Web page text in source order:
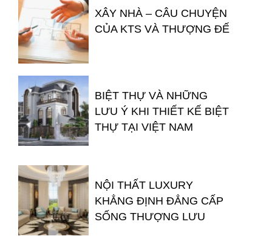
XÂY NHÀ – CÂU CHUYỆN
CỦA KTS VÀ THƯỢNG ĐẾ
BIỆT THỰ VÀ NHỮNG
LƯU Ý KHI THIẾT KẾ BIỆT
THỰ TẠI VIỆT NAM
NỘI THẤT LUXURY
KHẲNG ĐỊNH ĐẲNG CẤP
SỐNG THƯỢNG LƯU